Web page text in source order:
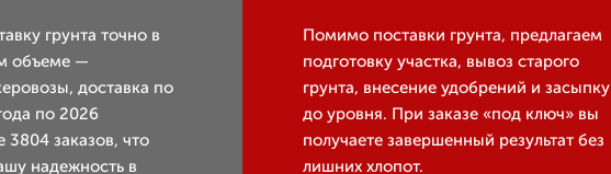
грунта точно в
объеме —
доставка по
по 2026
3804 заказов, что
надежность в
Помимо поставки грунта, предлагаем
подготовку участка, вывоз старого
грунта, внесение удобрений и засыпку
до уровня. При заказе «под ключ» вы
получаете завершенный результат без
лишних хлопот.